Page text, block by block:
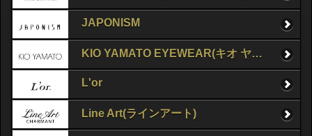
JAPONISM
KIO YAMATO EYEWEAR(キオ ヤマト アイウェア)
L'or
Line Art(ラインアート)